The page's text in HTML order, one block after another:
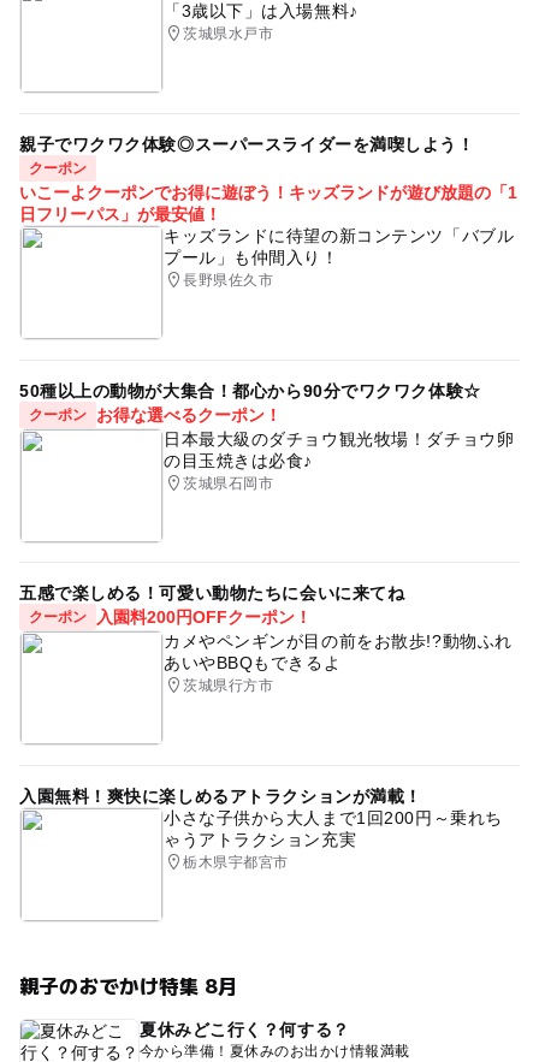
「3歳以下」は入場無料♪
茨城県水戸市
親子でワクワク体験◎スーパースライダーを満喫しよう！
クーポン
いこーよクーポンでお得に遊ぼう！キッズランドが遊び放題の「1
日フリーパス」が最安値！
キッズランドに待望の新コンテンツ「バブル
プール」も仲間入り！
長野県佐久市
50種以上の動物が大集合！都心から90分でワクワク体験☆
クーポン
お得な選べるクーポン！
日本最大級のダチョウ観光牧場！ダチョウ卵
の目玉焼きは必食♪
茨城県石岡市
五感で楽しめる！可愛い動物たちに会いに来てね
クーポン
入園料200円OFFクーポン！
カメやペンギンが目の前をお散歩!?動物ふれ
あいやBBQもできるよ
茨城県行方市
入園無料！爽快に楽しめるアトラクションが満載！
小さな子供から大人まで1回200円～乗れち
ゃうアトラクション充実
栃木県宇都宮市
親子のおでかけ特集 8月
夏休みどこ行く？何する？
今から準備！夏休みのお出かけ情報満載